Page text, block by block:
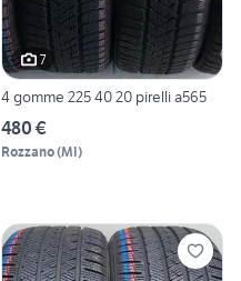
7
4 gomme 225 40 20 pirelli a565
480 €
Rozzano(MI)